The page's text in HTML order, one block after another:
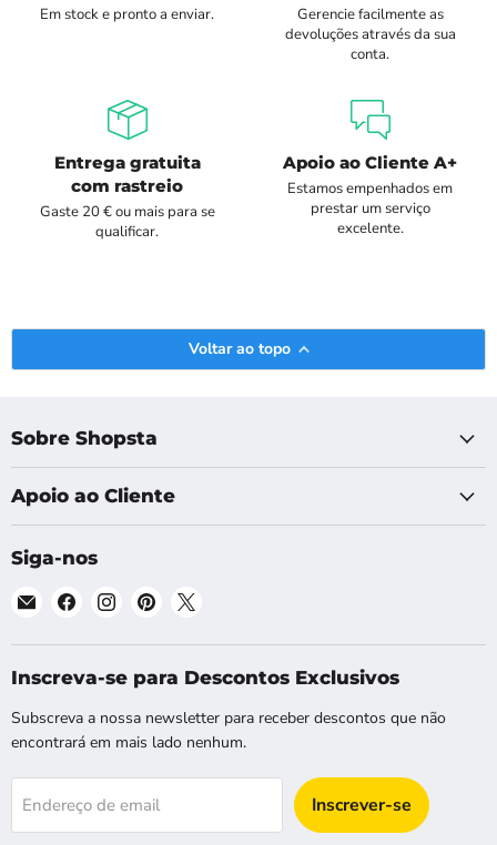
Em stock e pronto a enviar.
Gerencie facilmente as
devoluções através da sua
conta.
Entrega gratuita
com rastreio
Gaste 20 € ou mais para se
qualificar.
Apoio ao Cliente A+
Estamos empenhados em
prestar um serviço
excelente.
Voltar ao topo
Sobre Shopsta
Apoio ao Cliente
Siga-nos
Email
EU
Encontre-
no
Facebook
Encontre-
no
Instagram
Encontre-
no
Pinterest
no
X
Inscreva-se para Descontos Exclusivos
Subscreva a nossa newsletter para receber descontos que não
encontrará em mais lado nenhum.
Endereço de email Inscrever-se